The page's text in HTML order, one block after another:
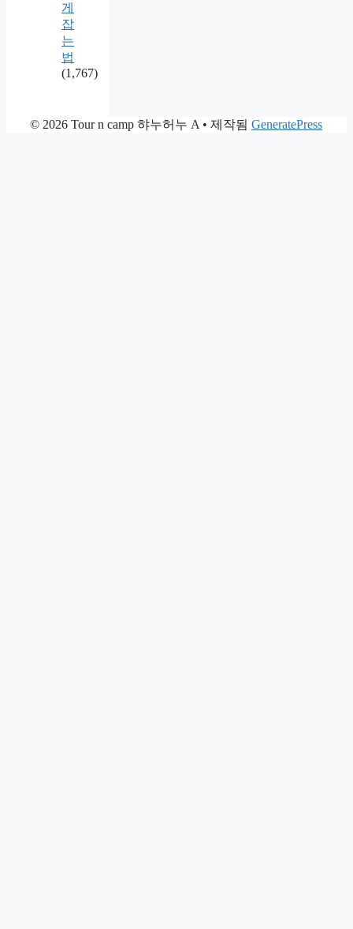
게
잡
는
법
(1,767)
© 2026 Tour n camp 햐누허누 A • 제작됨 GeneratePress